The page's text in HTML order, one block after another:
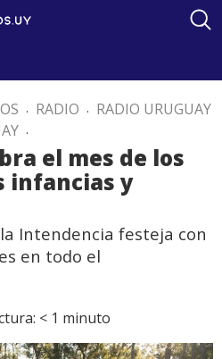
. RADIO . RADIO URUGUAY
.
el mes de los
infancias y
Intendencia festeja con
en todo el
< 1 minuto